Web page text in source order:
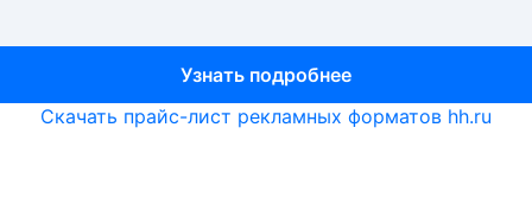
Узнать подробнее
Узнать подробнее
Скачать прайс-лист рекламных форматов hh.ru